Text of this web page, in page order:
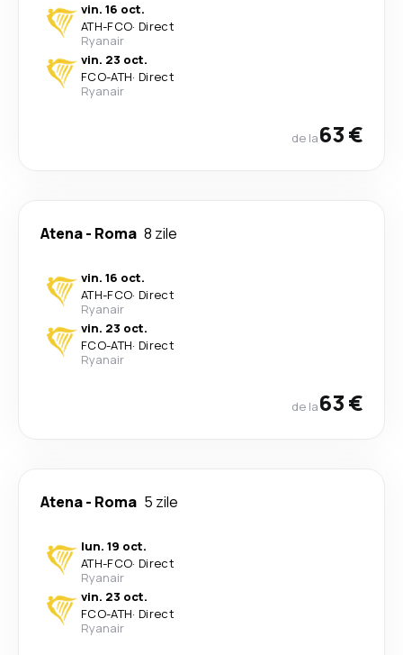
vin. 16 oct.
ATH-FCO· Direct
Ryanair
vin. 23 oct.
FCO-ATH· Direct
Ryanair
de la63 €
Atena- Roma 8 zile
vin. 16 oct.
ATH-FCO· Direct
Ryanair
vin. 23 oct.
FCO-ATH· Direct
Ryanair
de la63 €
Atena- Roma 5 zile
lun. 19 oct.
ATH-FCO· Direct
Ryanair
vin. 23 oct.
FCO-ATH· Direct
Ryanair